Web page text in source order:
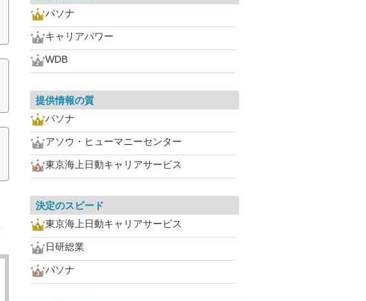
パソナ
キャリアパワー
WDB
提供情報の質
パソナ
アソウ・ヒューマニーセンター
東京海上日動キャリアサービス
決定のスピード
東京海上日動キャリアサービス
日研総業
パソナ